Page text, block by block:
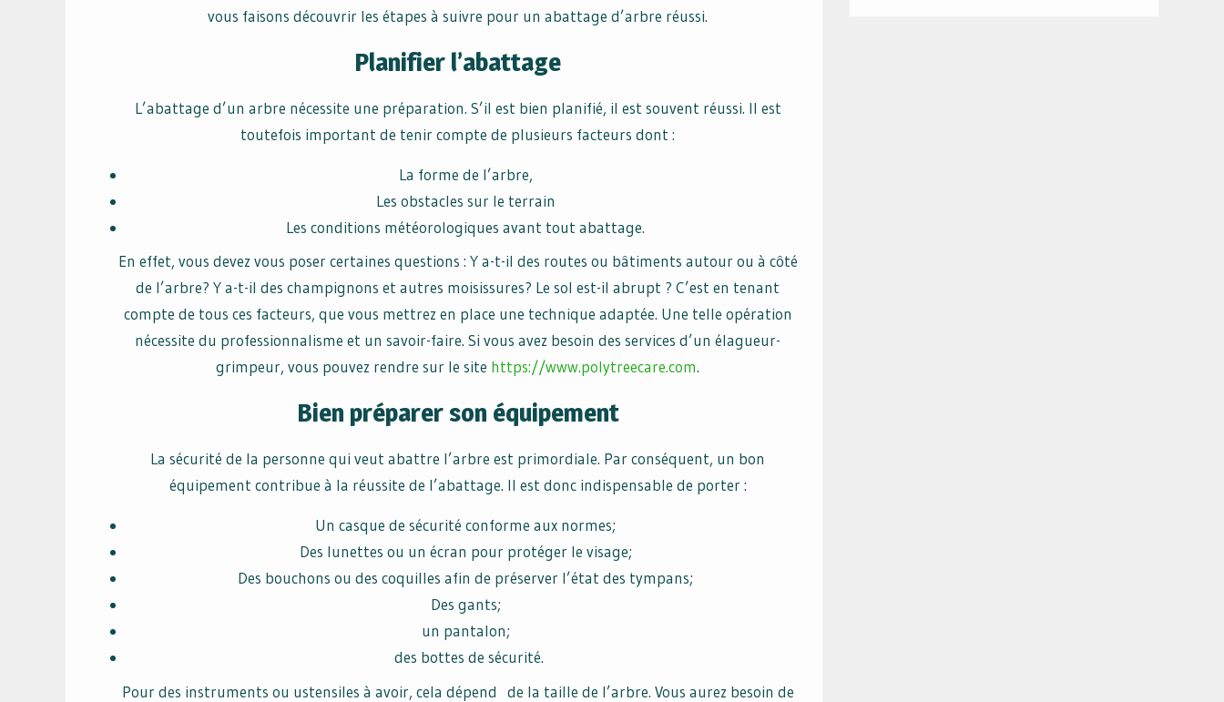
vous faisons découvrir les étapes à suivre pour un abattage d’arbre réussi.
Planifier l’abattage
L’abattage d’un arbre nécessite une préparation. S’il est bien planifié, il est souvent réussi. Il est
toutefois important de tenir compte de plusieurs facteurs dont :
La forme de l’arbre,
Les obstacles sur le terrain
Les conditions météorologiques avant tout abattage.
En effet, vous devez vous poser certaines questions : Y a-t-il des routes ou bâtiments autour ou à côté
de l’arbre? Y a-t-il des champignons et autres moisissures? Le sol est-il abrupt ? C’est en tenant
compte de tous ces facteurs, que vous mettrez en place une technique adaptée. Une telle opération
nécessite du professionnalisme et un savoir-faire. Si vous avez besoin des services d’un élagueur-
grimpeur, vous pouvez rendre sur le site https://www.polytreecare.com.
Bien préparer son équipement
La sécurité de la personne qui veut abattre l’arbre est primordiale. Par conséquent, un bon
équipement contribue à la réussite de l’abattage. Il est donc indispensable de porter :
Un casque de sécurité conforme aux normes;
Des lunettes ou un écran pour protéger le visage;
Des bouchons ou des coquilles afin de préserver l’état des tympans;
Des gants;
un pantalon;
des bottes de sécurité.
Pour des instruments ou ustensiles à avoir, cela dépend de la taille de l’arbre. Vous aurez besoin de